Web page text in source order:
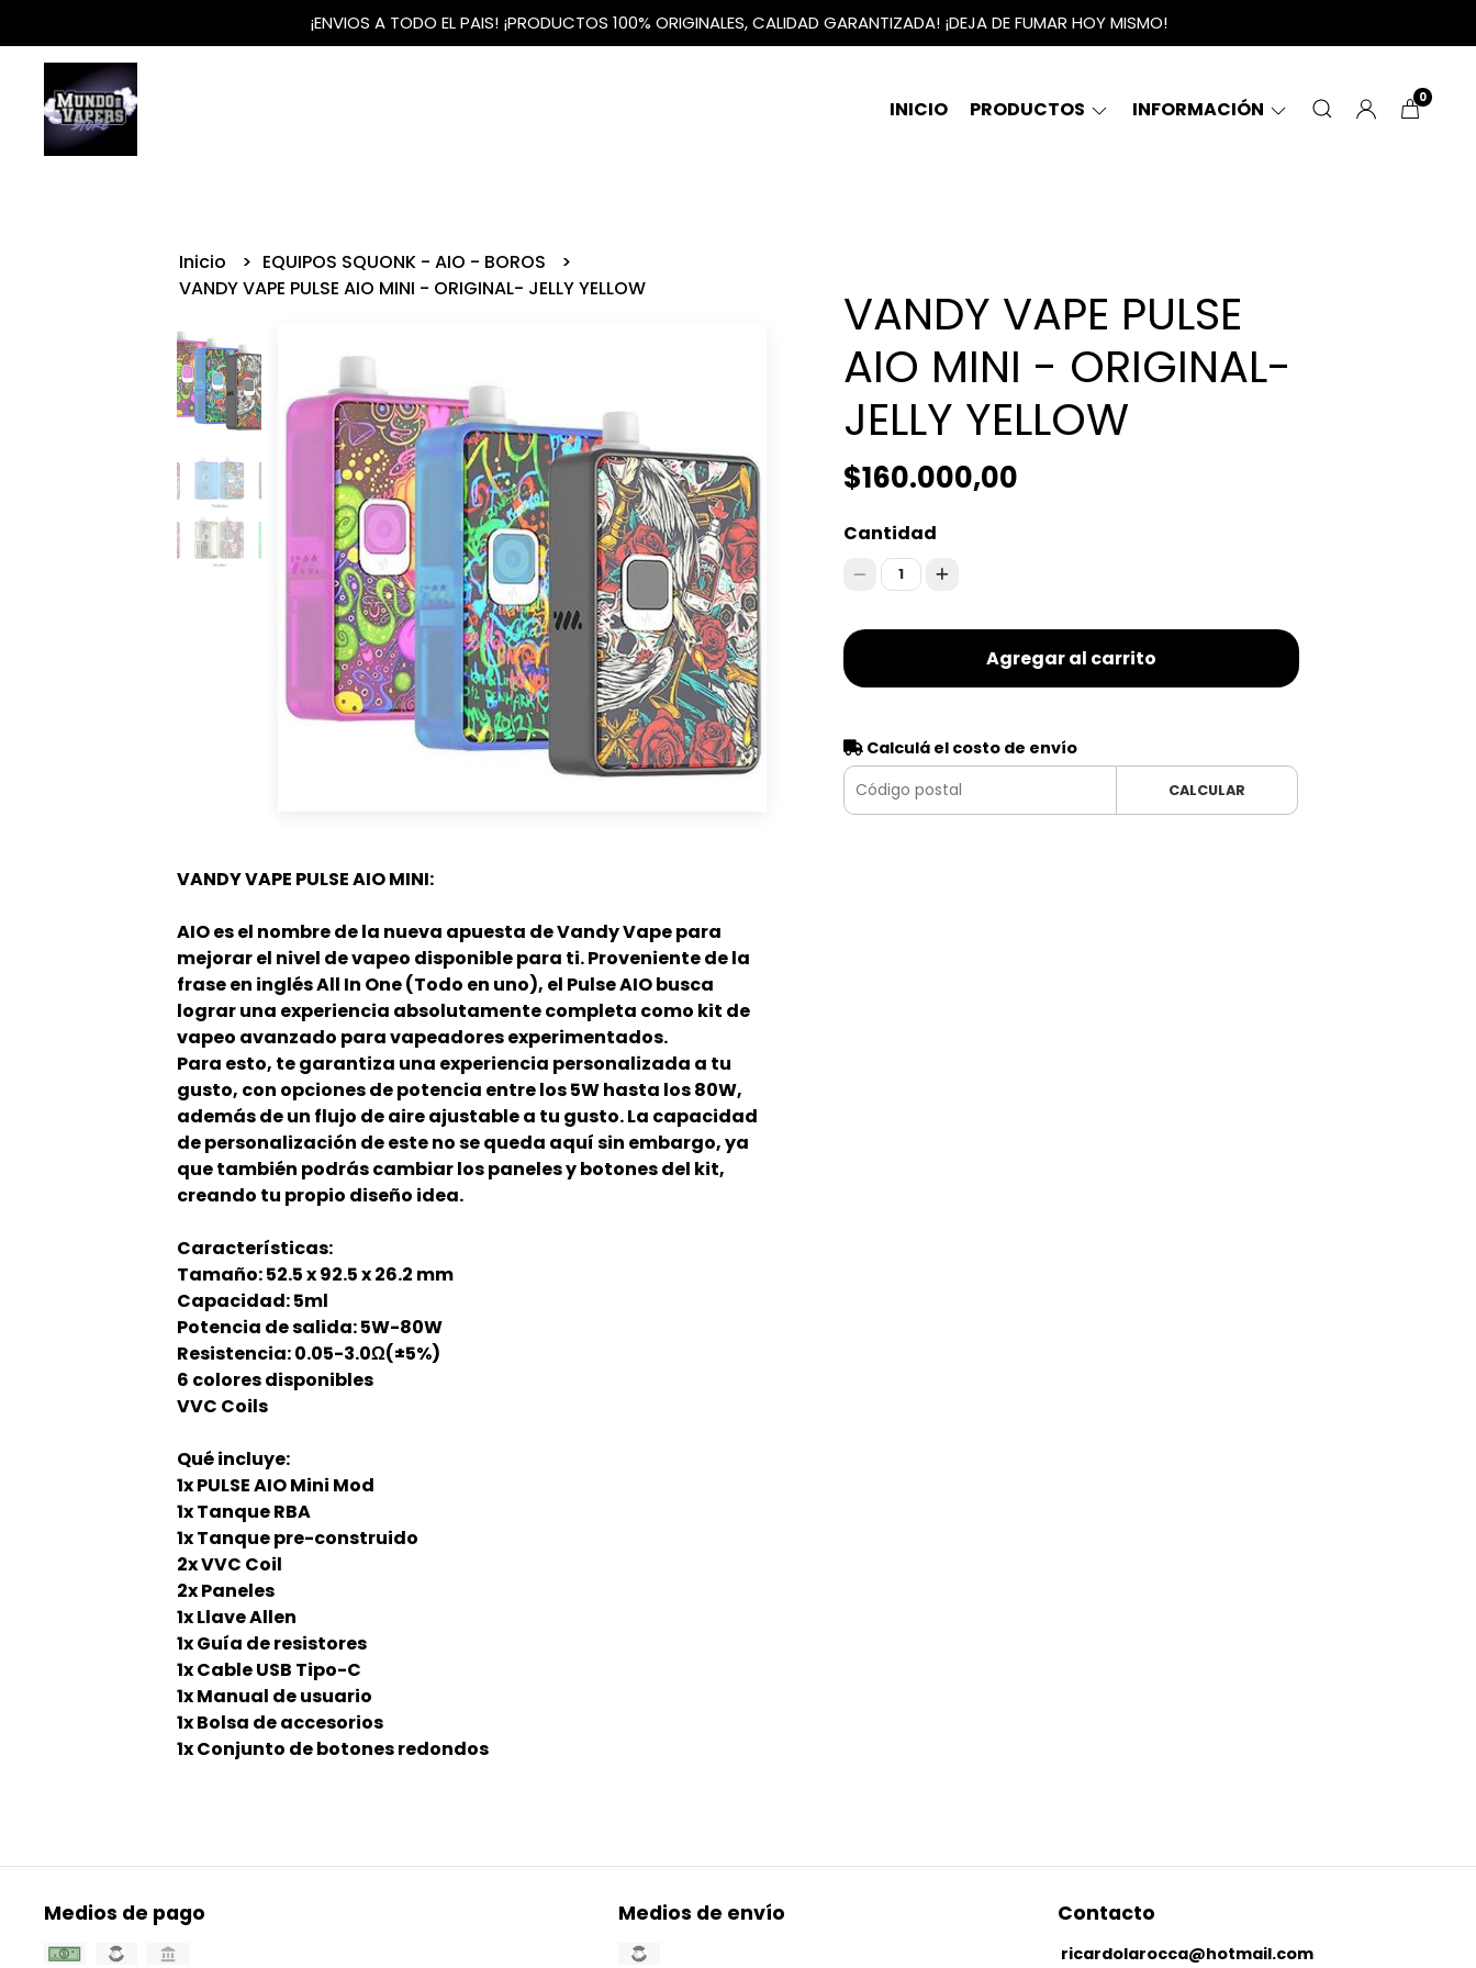
¡ENVIOS A TODO EL PAIS! ¡PRODUCTOS 100% ORIGINALES, CALIDAD GARANTIZADA! ¡DEJA DE FUMAR HOY MISMO!
INICIO PRODUCTOS INFORMACIÓN 0
Inicio
EQUIPOS SQUONK - AIO - BOROS
VANDY VAPE PULSE AIO MINI - ORIGINAL- JELLY YELLOW
VANDY VAPE PULSE AIO MINI:
AIO es el nombre de la nueva apuesta de Vandy Vape para
mejorar el nivel de vapeo disponible para ti. Proveniente de la
frase en inglés All In One (Todo en uno), el Pulse AIO busca
lograr una experiencia absolutamente completa como kit de
vapeo avanzado para vapeadores experimentados.
Para esto, te garantiza una experiencia personalizada a tu
gusto, con opciones de potencia entre los 5W hasta los 80W,
además de un flujo de aire ajustable a tu gusto. La capacidad
de personalización de este no se queda aquí sin embargo, ya
que también podrás cambiar los paneles y botones del kit,
creando tu propio diseño idea.
Características:
Tamaño: 52.5 x 92.5 x 26.2 mm
Capacidad: 5ml
Potencia de salida: 5W-80W
Resistencia: 0.05-3.0Ω(±5%)
6 colores disponibles
VVC Coils
Qué incluye:
1x PULSE AIO Mini Mod
1x Tanque RBA
1x Tanque pre-construido
2x VVC Coil
2x Paneles
1x Llave Allen
1x Guía de resistores
1x Cable USB Tipo-C
1x Manual de usuario
1x Bolsa de accesorios
1x Conjunto de botones redondos
VANDY VAPE PULSE
AIO MINI - ORIGINAL-
JELLY YELLOW
$160.000,00
Cantidad
1
Agregar al carrito
Calculá el costo de envío
CALCULAR
Medios de pago Medios de envío Contacto
ricardolarocca@hotmail.com